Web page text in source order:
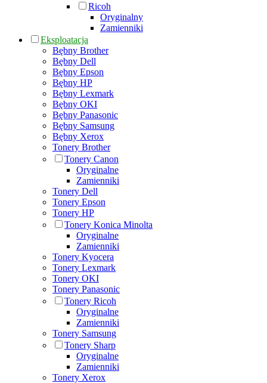
Ricoh
Oryginalny
Zamienniki
Eksploatacja
Bębny Brother
Bębny Dell
Bębny Epson
Bębny HP
Bębny Lexmark
Bębny OKI
Bębny Panasonic
Bębny Samsung
Bębny Xerox
Tonery Brother
Tonery Canon
Oryginalne
Zamienniki
Tonery Dell
Tonery Epson
Tonery HP
Tonery Konica Minolta
Oryginalne
Zamienniki
Tonery Kyocera
Tonery Lexmark
Tonery OKI
Tonery Panasonic
Tonery Ricoh
Oryginalne
Zamienniki
Tonery Samsung
Tonery Sharp
Oryginalne
Zamienniki
Tonery Xerox